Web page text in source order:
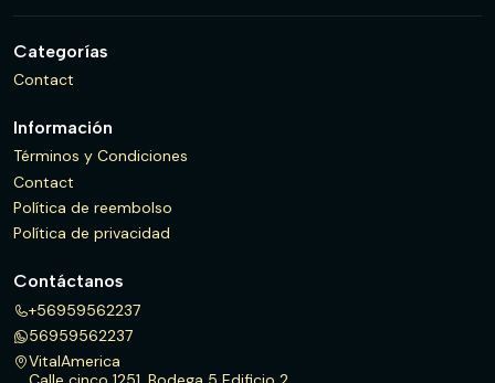
Categorías
Contact
Información
Términos y Condiciones
Contact
Política de reembolso
Política de privacidad
Contáctanos
+56959562237
56959562237
VitalAmerica